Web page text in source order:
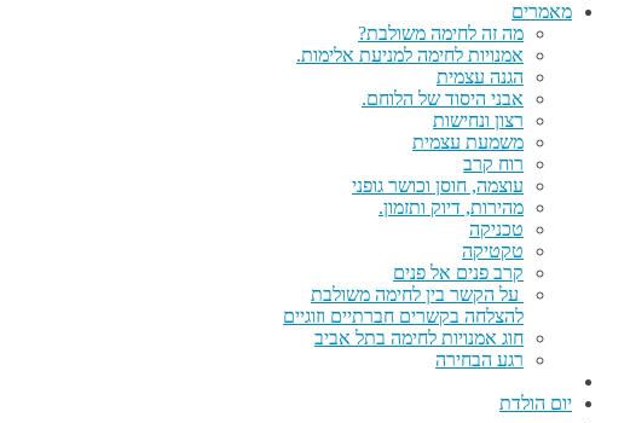
מאמרים
מה זה לחימה משולבת?
אמנויות לחימה למניעת אלימות.
הגנה עצמית
אבני היסוד של הלוחם.
רצון ונחישות
משמעת עצמית
רוח קרב
עוצמה, חוסן וכושר גופני
מהירות, דיוק ותזמון.
טכניקה
טקטיקה
קרב פנים אל פנים
על הקשר בין לחימה משולבת
להצלחה בקשרים חברתיים וזוגיים
חוג אמנויות לחימה בתל אביב
רגע הבחירה
יום הולדת